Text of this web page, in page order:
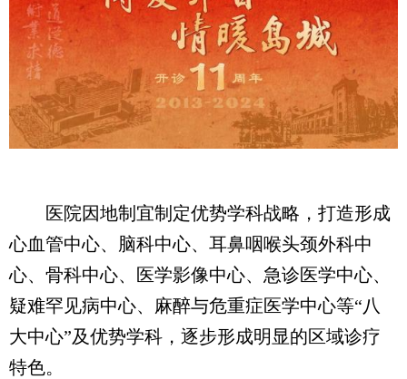
医院因地制宜制定优势学科战略，打造形成
心血管中心、脑科中心、耳鼻咽喉头颈外科中
心、骨科中心、医学影像中心、急诊医学中心、
疑难罕见病中心、麻醉与危重症医学中心等“八
大中心”及优势学科，逐步形成明显的区域诊疗
特色。